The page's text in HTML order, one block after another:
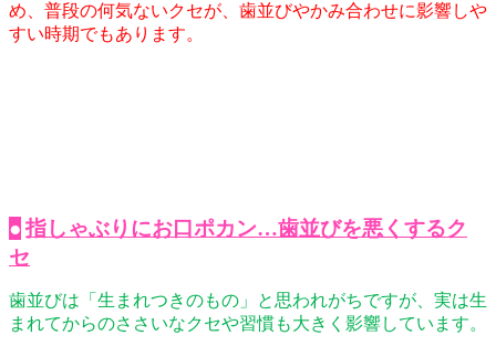
め、普段の何気ないクセが、歯並びやかみ合わせに影響しや
すい時期でもあります。
● 指しゃぶりにお口ポカン…歯並びを悪くするク
セ
歯並びは「生まれつきのもの」と思われがちですが、実は生
まれてからのささいなクセや習慣も大きく影響しています。